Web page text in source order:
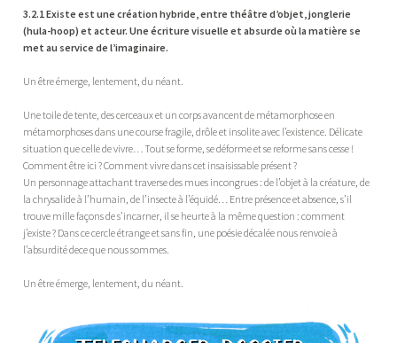
3.2.1 Existe est une création hybride, entre théâtre d’objet, jonglerie
(hula-hoop) et acteur. Une écriture visuelle et absurde où la matière se
met au service de l’imaginaire.
Un être émerge, lentement, du néant.
Une toile de tente, des cerceaux et un corps avancent de métamorphose en
métamorphoses dans une course fragile, drôle et insolite avec l’existence. Délicate
situation que celle de vivre… Tout se forme, se déforme et se reforme sans cesse !
Comment être ici ? Comment vivre dans cet insaisissable présent ?
Un personnage attachant traverse des mues incongrues : de l’objet à la créature, de
la chrysalide à l’humain, de l’insecte à l’équidé… Entre présence et absence, s’il
trouve mille façons de s’incarner, il se heurte à la même question : comment
j’existe ? Dans ce cercle étrange et sans fin, une poésie décalée nous renvoie à
l’absurdité dece que nous sommes.
Un être émerge, lentement, du néant.